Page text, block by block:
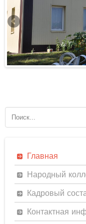
Главная
Народный
Кадровый
Контактная